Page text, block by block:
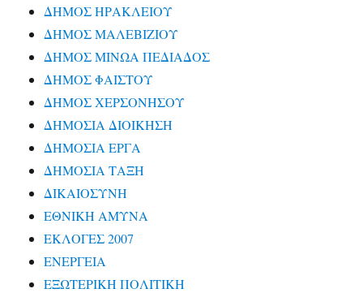
ΔΗΜΟΣ ΗΡΑΚΛΕΙΟΥ
ΔΗΜΟΣ ΜΑΛΕΒΙΖΙΟΥ
ΔΗΜΟΣ ΜΙΝΩΑ ΠΕΔΙΑΔΟΣ
ΔΗΜΟΣ ΦΑΙΣΤΟΥ
ΔΗΜΟΣ ΧΕΡΣΟΝΗΣΟΥ
ΔΗΜΟΣΙΑ ΔΙΟΙΚΗΣΗ
ΔΗΜΟΣΙΑ ΕΡΓΑ
ΔΗΜΟΣΙΑ ΤΑΞΗ
ΔΙΚΑΙΟΣΥΝΗ
ΕΘΝΙΚΗ ΑΜΥΝΑ
ΕΚΛΟΓΕΣ 2007
ΕΝΕΡΓΕΙΑ
ΕΞΩΤΕΡΙΚΗ ΠΟΛΙΤΙΚΗ